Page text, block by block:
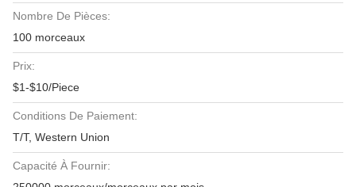
Nombre De Pièces:
100 morceaux
Prix:
$1-$10/Piece
Conditions De Paiement:
T/T, Western Union
Capacité À Fournir: